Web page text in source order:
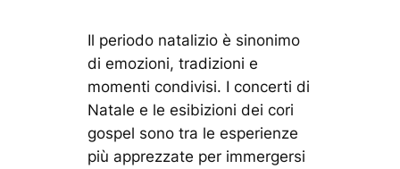
Il periodo natalizio è sinonimo
di emozioni, tradizioni e
momenti condivisi. I concerti di
Natale e le esibizioni dei cori
gospel sono tra le esperienze
più apprezzate per immergersi